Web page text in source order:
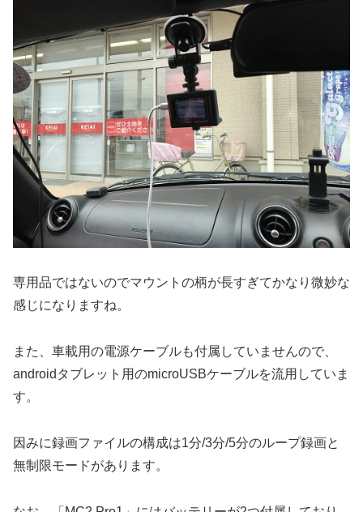
専用品ではないのでマウントの柄が長すぎてかなり微妙な
感じになりますね。
また、車載用の電源ケーブルも付属していませんので、
androidタブレット用のmicroUSBケーブルを流用していま
す。
因みに録画ファイルの構成は1分/3分/5分のループ録画と
無制限モードがあります。